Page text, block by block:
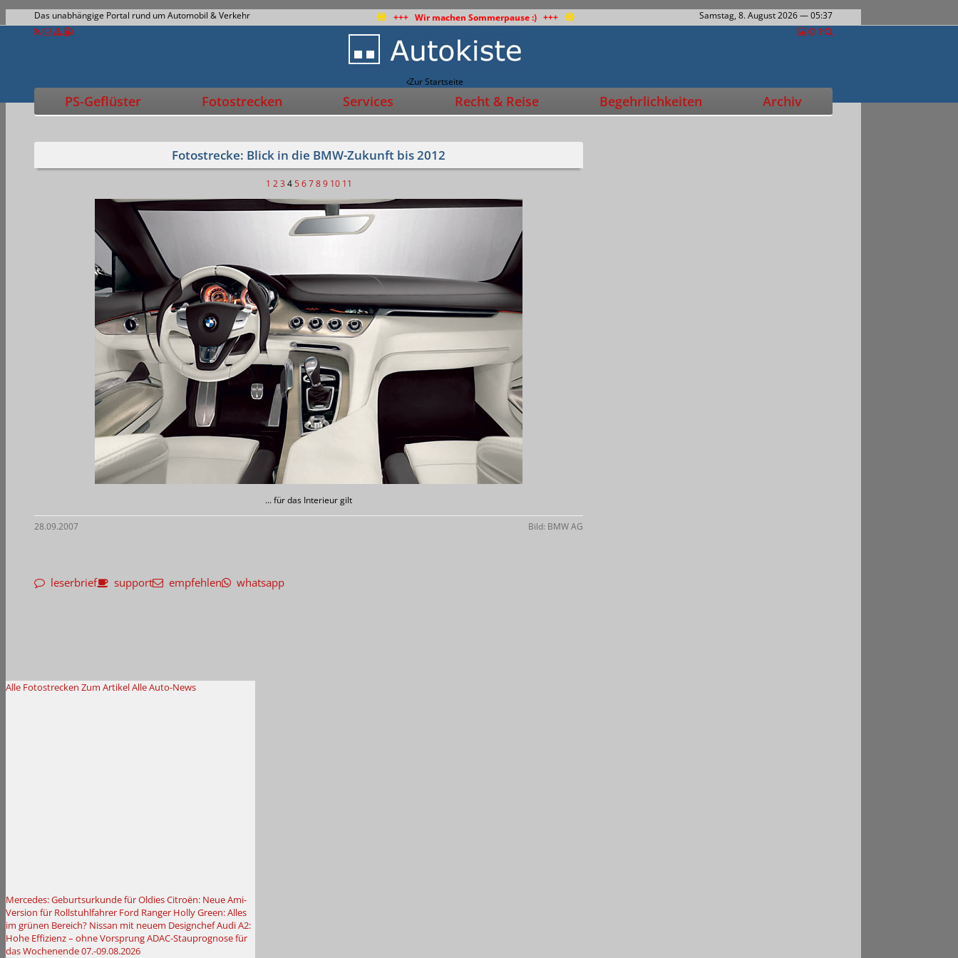
Das unabhängige Portal rund um Automobil & Verkehr +++ Wir machen Sommerpause :) +++ Samstag, 8. August 2026— 05:37
Zur Startseite
PS-Geflüster Fotostrecken Services Recht & Reise Begehrlichkeiten Archiv
Fotostrecke: Blick in die BMW-Zukunft bis 2012
1 2 3 4 5 6 7 8 9 10 11
... für das Interieur gilt
28.09.2007 Bild: BMW AG
leserbrief support empfehlen whatsapp
Alle Fotostrecken Zum ArtikelAlle Auto-News
Mercedes: Geburtsurkunde für OldiesCitroën: Neue Ami-
Version für Rollstuhlfahrer Ford Ranger Holly Green: Alles
im grünen Bereich? Nissan mit neuem DesignchefAudi A2:
Hohe Effizienz – ohne VorsprungADAC-Stauprognose für
das Wochenende 07.-09.08.2026